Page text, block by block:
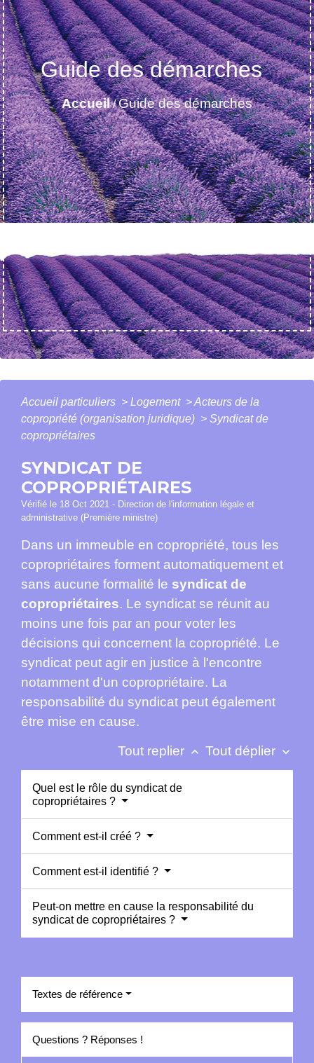
Guide des démarches
Accueil/Guide des démarches
Accueil particuliers > Logement >Acteurs de la
copropriété (organisation juridique) > Syndicat de
copropriétaires
SYNDICAT DE
COPROPRIÉTAIRES
Vérifié le 18 Oct 2021 - Direction de l'information légale et
administrative (Première ministre)
Dans un immeuble en copropriété, tous les
copropriétaires forment automatiquement et
sans aucune formalité le syndicat de
copropriétaires. Le syndicat se réunit au
moins une fois par an pour voter les
décisions qui concernent la copropriété. Le
syndicat peut agir en justice à l'encontre
notamment d'un copropriétaire. La
responsabilité du syndicat peut également
être mise en cause.
Tout replier keyboard_arrow_up Tout déplier keyboard_arrow_down
Quel est le rôle du syndicat de
copropriétaires ?
Comment est-il créé ?
Comment est-il identifié ?
Peut-on mettre en cause la responsabilité du
syndicat de copropriétaires ?
Textes de référence
Questions ? Réponses !